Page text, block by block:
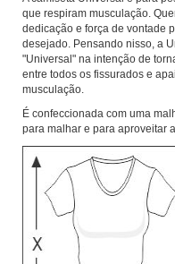
que respiram musculação.
dedicação e força de vontade
desejado. Pensando nisso, a
"Universal" na intenção de
entre todos os fissurados e
musculação.
É confeccionada com uma
para malhar e para aproveitar